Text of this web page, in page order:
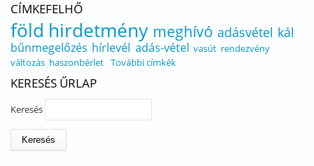
CÍMKEFELHŐ
föld hirdetmény meghívó adásvétel kál
bűnmegelőzés hírlevél adás-vétel vasút rendezvény
változás haszonbérlet További címkék
KERESÉS ŰRLAP
Keresés